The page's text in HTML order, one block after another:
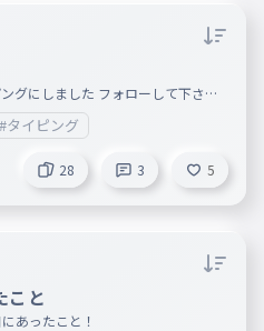
グにしました フォローして下さい
よろしくお願いします‼️
#タイピング
28 3 5
こと
あったこと！